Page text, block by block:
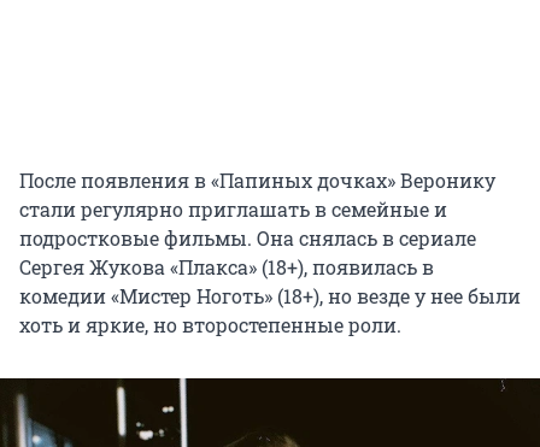
После появления в «Папиных дочках» Веронику
стали регулярно приглашать в семейные и
подростковые фильмы. Она снялась в сериале
Сергея Жукова «Плакса» (18+), появилась в
комедии «Мистер Ноготь» (18+), но везде у нее были
хоть и яркие, но второстепенные роли.